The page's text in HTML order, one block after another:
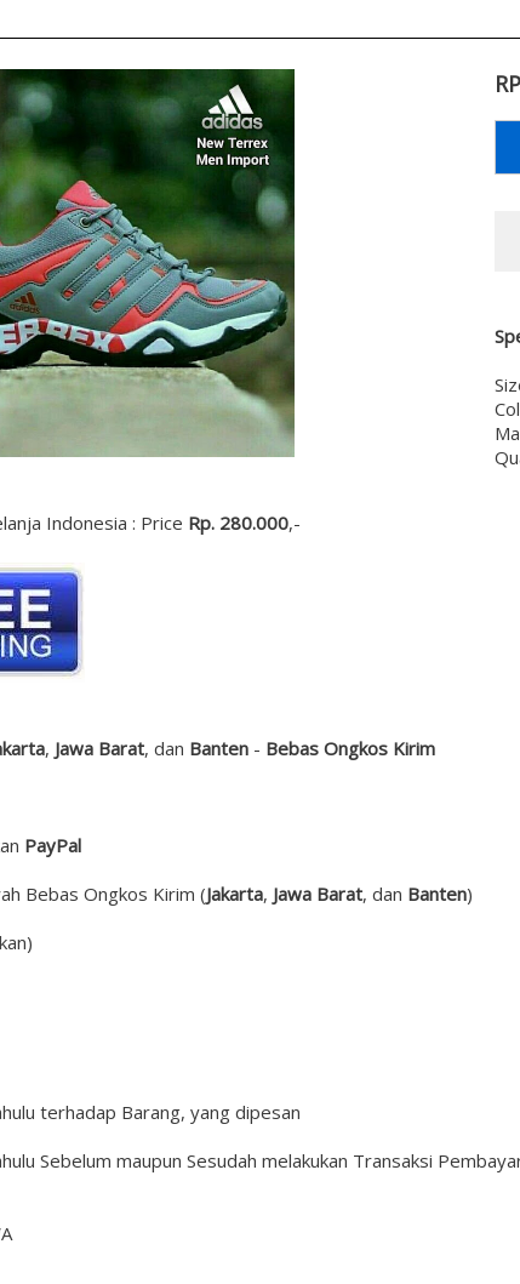
Indonesia : Price Rp. 280.000,-
, Jawa Barat, dan Banten - Bebas Ongkos Kirim
PayPal
Bebas Ongkos Kirim (Jakarta, Jawa Barat, dan Banten)
terhadap Barang, yang dipesan
Sebelum maupun Sesudah melakukan Transaksi